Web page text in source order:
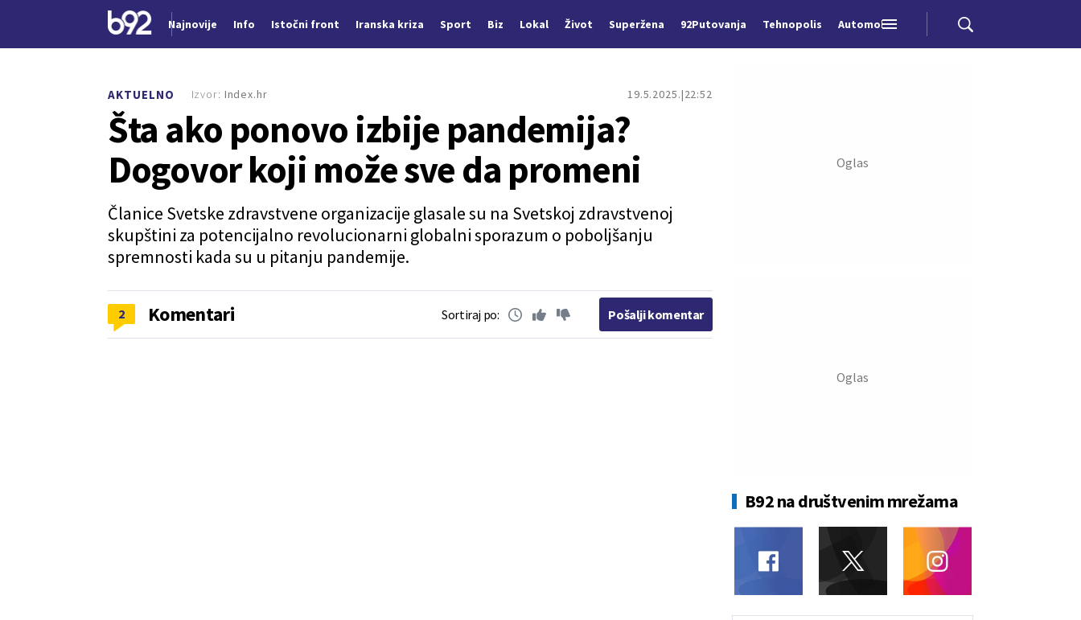
Najnovije Info Istočni front Iranska kriza Sport Biz Lokal Život Superžena 92Putovanja Tehnopolis Automobili
AKTUELNO 19.5.2025. 22:52
Šta ako ponovo izbije pandemija?
Dogovor koji može sve da promeni
Članice Svetske zdravstvene organizacije glasale su na Svetskoj zdravstvenoj
skupštini za potencijalno revolucionarni globalni sporazum o poboljšanju
spremnosti kada su u pitanju pandemije.
Izvor: Index.hr
2 Komentari Sortiraj po: Pošalji komentar
B92 na društvenim mrežama